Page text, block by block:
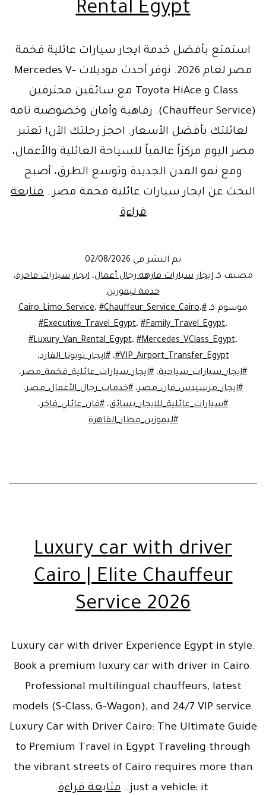
Rental Egypt
استمتع بأفضل خدمة ايجار سيارات عائلية فخمة
مصر لعام 2026. نوفر أحدث موديلات Mercedes V-
Class و Toyota HiAce مع سائقين محترفين
(Chauffeur Service). رفاهية وأمان وخصوصية تامة
لعائلتك بأفضل الأسعار. احجز رحلتك الآن! تعتبر
مصر اليوم مركزاً عالمياً للسياحة العائلية والأعمال،
ومع نمو المدن الجديدة وتوسع الطرق، أصبح
البحث عن ايجار سيارات عائلية فخمة مصر… متابعة
قراءةايجار
عائلية
فخمة
مصر
|
Luxury
Family
Van
Rental
Egypt
تم النشر في 02/08/2026
مصنف كـإيجار سيارات فارهة رجال أعمال،ايجار سيارات فاخرة،
خدمة ليموزين
موسوم كـ #Cairo_Limo_Service ، #Chauffeur_Service_Cairo،
#Executive_Travel_Egypt، #Family_Travel_Egypt،
#Luxury_Van_Rental_Egypt، #Mercedes_VClass_Egypt،
#VIP_Airport_Transfer_Egypt،#ايجار_تويوتا_الفارد،
#ايجار_سيارات_سياحية، #ايجار_سيارات_عائلية_فخمة_مصر،
#ايجار_مرسيدس_فان_مصر، #خدمات_رجال_الأعمال_مصر،
#سيارات_عائلية_للايجار_بسائق، #فان_عائلي_فاخر،
#ليموزين_مطار_القاهرة
Luxury car with driver
Cairo | Elite Chauffeur
Service 2026
Luxury car with driver Experience Egypt in style.
Book a premium luxury car with driver in Cairo.
Professional multilingual chauffeurs, latest
models (S-Class, G-Wagon), and 24/7 VIP service.
Luxury Car with Driver Cairo: The Ultimate Guide
to Premium Travel in Egypt Traveling through
the vibrant streets of Cairo requires more than
just a vehicle; it…
متابعة قراءةLuxury